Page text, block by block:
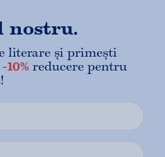
nostru.
literare și primești
10% reducere pentru